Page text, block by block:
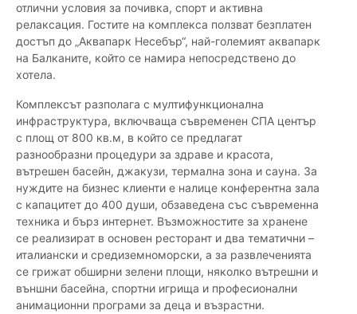
отлични условия за почивка, спорт и активна
релаксация. Гостите на комплекса ползват безплатен
достъп до „Аквапарк Несебър“, най-големият аквапарк
на Балканите, който се намира непосредствено до
хотела.
Комплексът разполага с мултифункционална
инфраструктура, включваща съвременен СПА център
с площ от 800 кв.м, в който се предлагат
разнообразни процедури за здраве и красота,
вътрешен басейн, джакузи, термална зона и сауна. За
нуждите на бизнес клиенти е налице конферентна зала
с капацитет до 400 души, обзаведена със съвременна
техника и бърз интернет. Възможностите за хранене
се реализират в основен ресторант и два тематични –
италиански и средиземноморски, а за развлеченията
се грижат обширни зелени площи, няколко вътрешни и
външни басейна, спортни игрища и професионални
анимационни програми за деца и възрастни.